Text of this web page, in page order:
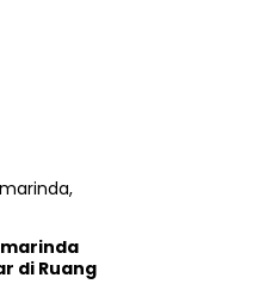
di Ruang